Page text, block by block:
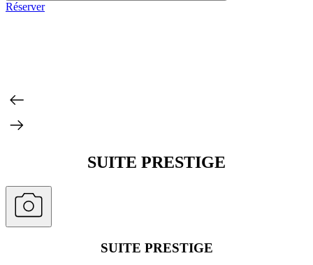
Réserver
SUITE PRESTIGE
SUITE PRESTIGE